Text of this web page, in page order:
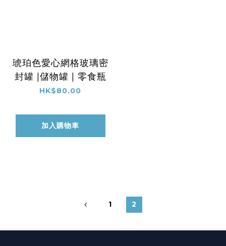
琥珀色愛心網格玻璃密
封罐 |儲物罐 | 零食瓶
HK$80.00
加入購物車
1 2